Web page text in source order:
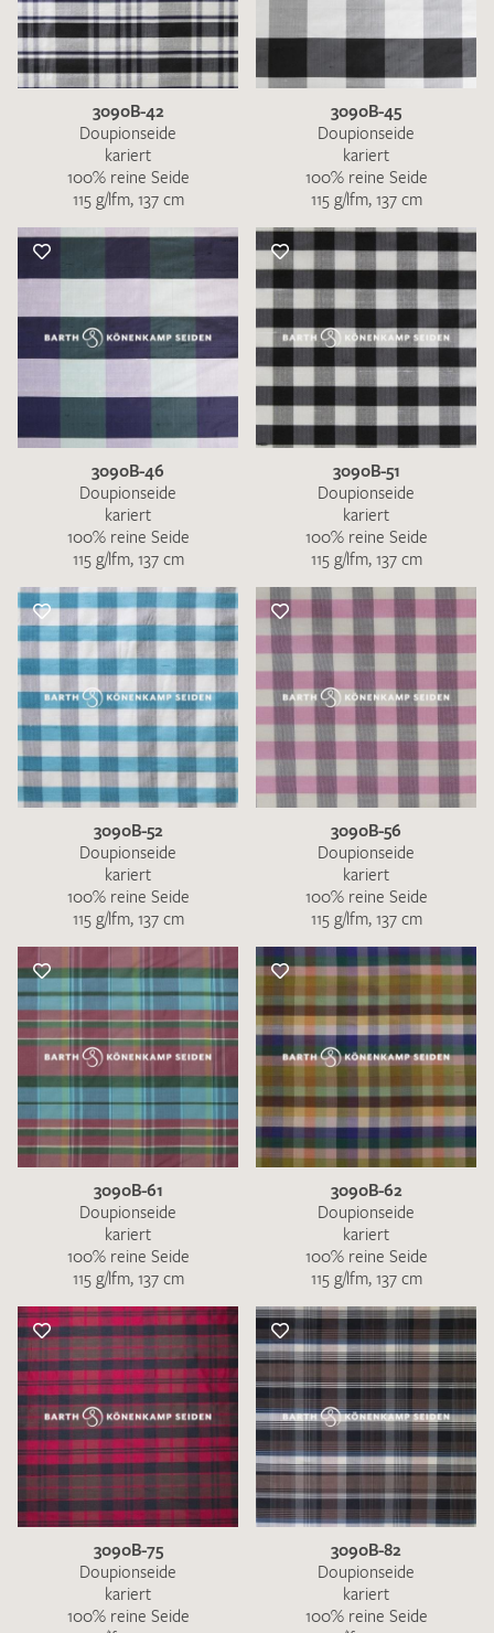
3090B-42
Doupionseide
kariert
100% reine Seide
115 g/lfm, 137 cm
3090B-45
Doupionseide
kariert
100% reine Seide
115 g/lfm, 137 cm
3090B-46
Doupionseide
kariert
100% reine Seide
115 g/lfm, 137 cm
3090B-51
Doupionseide
kariert
100% reine Seide
115 g/lfm, 137 cm
3090B-52
Doupionseide
kariert
100% reine Seide
115 g/lfm, 137 cm
3090B-56
Doupionseide
kariert
100% reine Seide
115 g/lfm, 137 cm
3090B-61
Doupionseide
kariert
100% reine Seide
115 g/lfm, 137 cm
3090B-62
Doupionseide
kariert
100% reine Seide
115 g/lfm, 137 cm
3090B-75
Doupionseide
kariert
100% reine Seide
3090B-82
Doupionseide
kariert
100% reine Seide